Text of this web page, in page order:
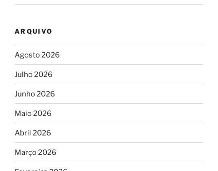
ARQUIVO
Agosto 2026
Julho 2026
Junho 2026
Maio 2026
Abril 2026
Março 2026